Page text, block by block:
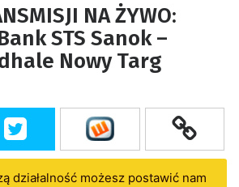
NA ŻYWO:
STS Sanok –
Nowy Targ
działalność możesz postawić nam